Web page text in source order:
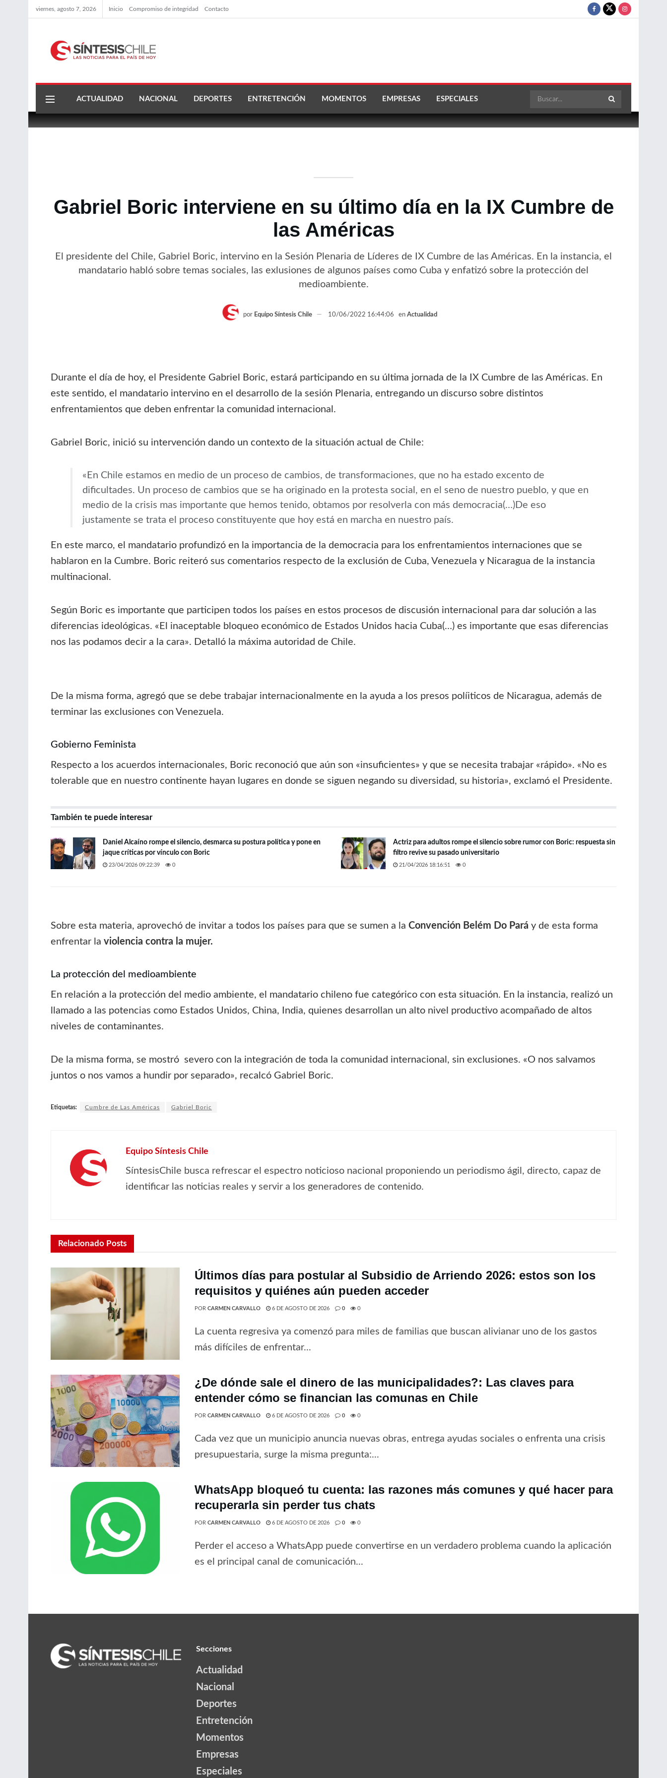
viernes, agosto 7, 2026 Inicio Compromiso de integridad Contacto
ACTUALIDAD NACIONAL DEPORTES ENTRETENCIÓN MOMENTOS EMPRESAS ESPECIALES
Gabriel Boric interviene en su último día en la IX Cumbre de
las Américas
El presidente del Chile, Gabriel Boric, intervino en la Sesión Plenaria de Líderes de IX Cumbre de las Américas. En la instancia, el
mandatario habló sobre temas sociales, las exlusiones de algunos países como Cuba y enfatizó sobre la protección del
medioambiente.
por Equipo Síntesis Chile 10/06/2022 16:44:06 en Actualidad
Durante el día de hoy, el Presidente Gabriel Boric, estará participando en su última jornada de la IX Cumbre de las Américas. En
este sentido, el mandatario intervino en el desarrollo de la sesión Plenaria, entregando un discurso sobre distintos
enfrentamientos que deben enfrentar la comunidad internacional.
Gabriel Boric, inició su intervención dando un contexto de la situación actual de Chile:
«En Chile estamos en medio de un proceso de cambios, de transformaciones, que no ha estado excento de
dificultades. Un proceso de cambios que se ha originado en la protesta social, en el seno de nuestro pueblo, y que en
medio de la crisis mas importante que hemos tenido, obtamos por resolverla con más democracia(…)De eso
justamente se trata el proceso constituyente que hoy está en marcha en nuestro país.
En este marco, el mandatario profundizó en la importancia de la democracia para los enfrentamientos internaciones que se
hablaron en la Cumbre. Boric reiteró sus comentarios respecto de la exclusión de Cuba, Venezuela y Nicaragua de la instancia
multinacional.
Según Boric es importante que participen todos los países en estos procesos de discusión internacional para dar solución a las
diferencias ideológicas. «El inaceptable bloqueo económico de Estados Unidos hacia Cuba(…) es importante que esas diferencias
nos las podamos decir a la cara». Detalló la máxima autoridad de Chile.
De la misma forma, agregó que se debe trabajar internacionalmente en la ayuda a los presos políiticos de Nicaragua, además de
terminar las exclusiones con Venezuela.
Gobierno Feminista
Respecto a los acuerdos internacionales, Boric reconoció que aún son «insuficientes» y que se necesita trabajar «rápido». «No es
tolerable que en nuestro continente hayan lugares en donde se siguen negando su diversidad, su historia», exclamó el Presidente.
También te puede interesar
Daniel Alcaíno rompe el silencio, desmarca su postura política y pone en
jaque críticas por vínculo con Boric
23/04/2026 09:22:39 0
Actriz para adultos rompe el silencio sobre rumor con Boric: respuesta sin
filtro revive su pasado universitario
21/04/2026 18:16:51 0
Sobre esta materia, aprovechó de invitar a todos los países para que se sumen a la Convención Belém Do Pará y de esta forma
enfrentar la violencia contra la mujer.
La protección del medioambiente
En relación a la protección del medio ambiente, el mandatario chileno fue categórico con esta situación. En la instancia, realizó un
llamado a las potencias como Estados Unidos, China, India, quienes desarrollan un alto nivel productivo acompañado de altos
niveles de contaminantes.
De la misma forma, se mostró severo con la integración de toda la comunidad internacional, sin exclusiones. «O nos salvamos
juntos o nos vamos a hundir por separado», recalcó Gabriel Boric.
Etiquetas: Cumbre de Las Américas Gabriel Boric
Equipo Síntesis Chile
SíntesisChile busca refrescar el espectro noticioso nacional proponiendo un periodismo ágil, directo, capaz de
identificar las noticias reales y servir a los generadores de contenido.
Relacionado Posts
Últimos días para postular al Subsidio de Arriendo 2026: estos son los
requisitos y quiénes aún pueden acceder
POR CARMEN CARVALLO 6 DE AGOSTO DE 2026 0 0
La cuenta regresiva ya comenzó para miles de familias que buscan alivianar uno de los gastos
más difíciles de enfrentar...
¿De dónde sale el dinero de las municipalidades?: Las claves para
entender cómo se financian las comunas en Chile
POR CARMEN CARVALLO 6 DE AGOSTO DE 2026 0 0
Cada vez que un municipio anuncia nuevas obras, entrega ayudas sociales o enfrenta una crisis
presupuestaria, surge la misma pregunta:...
WhatsApp bloqueó tu cuenta: las razones más comunes y qué hacer para
recuperarla sin perder tus chats
POR CARMEN CARVALLO 6 DE AGOSTO DE 2026 0 0
Perder el acceso a WhatsApp puede convertirse en un verdadero problema cuando la aplicación
es el principal canal de comunicación...
Secciones
Actualidad
Nacional
Deportes
Entretención
Momentos
Empresas
Especiales